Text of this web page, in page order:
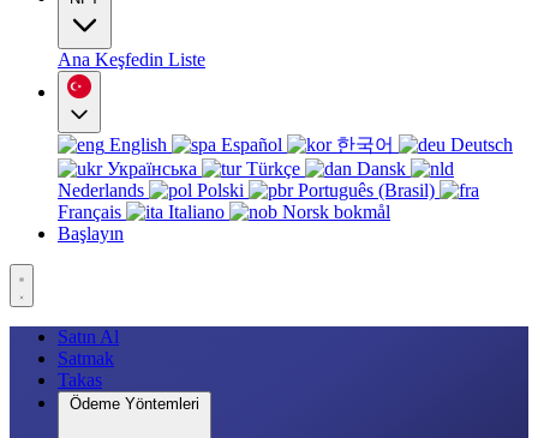
Ana Keşfedin Liste
English Español 한국어
Deutsch
Українська
Türkçe
Dansk
Nederlands
Polski
Português (Brasil)
Français
Italiano
Norsk bokmål
Başlayın
Satın Al
Satmak
Takas
Ödeme Yöntemleri